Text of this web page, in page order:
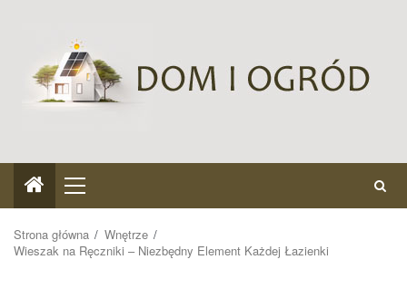
Menu
główne
Strona główna
Wnętrze
Wieszak na Ręczniki – Niezbędny Element Każdej Łazienki